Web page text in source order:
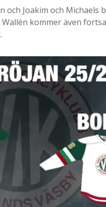
Joakim och Michaels
kommer även